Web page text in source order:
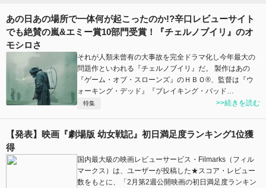
あの日あの場所で一体何が起こったのか!?辛口レビューサイト
でも絶賛の嵐&エミー賞10部門受賞！『チェルノブイリ』のオ
モシロさ
それが人類未曾有の大事故を完全ドラマ化し今年最大の
問題作といわれる『チェルノブイリ』だ。 製作はあの
『ゲーム・オブ・スローンズ』のＨＢＯ®、監督は『ウ
ォーキング・デッド』『ブレイキング・バッド…
特集 >>続きを読む
【発表】映画『劇場版 幼女戦記』初日満足度ランキング1位獲
得
国内最大級の映画レビューサービス・Filmarks（フィル
マークス）は、ユーザーが投稿した★スコア・レビュー
数をもとに、「2月第2週公開映画の初日満足度ランキン